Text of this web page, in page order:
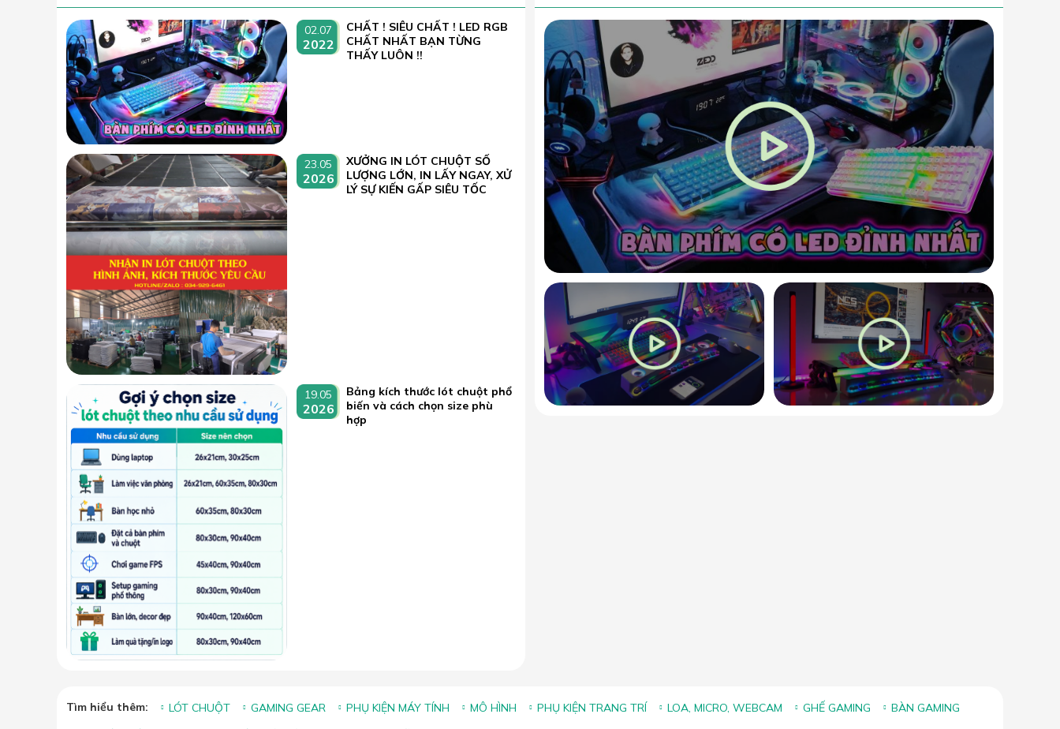
02.07
2022
CHẤT ! SIÊU CHẤT ! LED RGB
CHẤT NHẤT BẠN TỪNG
THẤY LUÔN !!
23.05
2026
XƯỞNG IN LÓT CHUỘT SỐ
LƯỢNG LỚN, IN LẤY NGAY, XỬ
LÝ SỰ KIẾN GẤP SIÊU TỐC
19.05
2026
Bảng kích thước lót chuột phổ
biến và cách chọn size phù
hợp
Tìm hiểu thêm: LÓT CHUỘT GAMING GEAR PHỤ KIỆN MÁY TÍNH MÔ HÌNH PHỤ KIỆN TRANG TRÍ LOA, MICRO, WEBCAM GHẾ GAMING
BÀN GAMING